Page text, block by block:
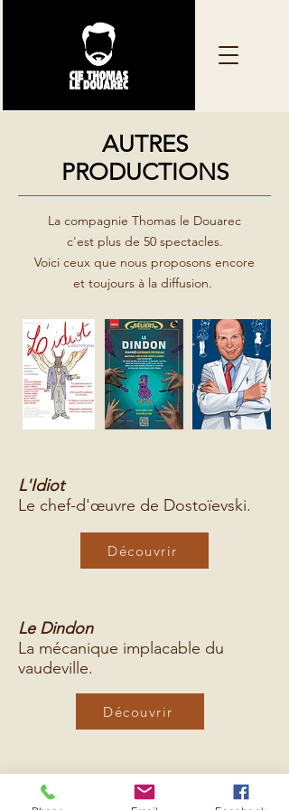
AUTRES
PRODUCTIONS
La compagnie Thomas le Douarec
c'est plus de 50 spectacles.
Voici ceux que nous proposons encore
et toujours à la diffusion.
L'Idiot
Le chef-d'œuvre de Dostoïevski.
Découvrir
Le Dindon
La mécanique implacable du
vaudeville.
Découvrir
Les Hommes viennent de Mars, les